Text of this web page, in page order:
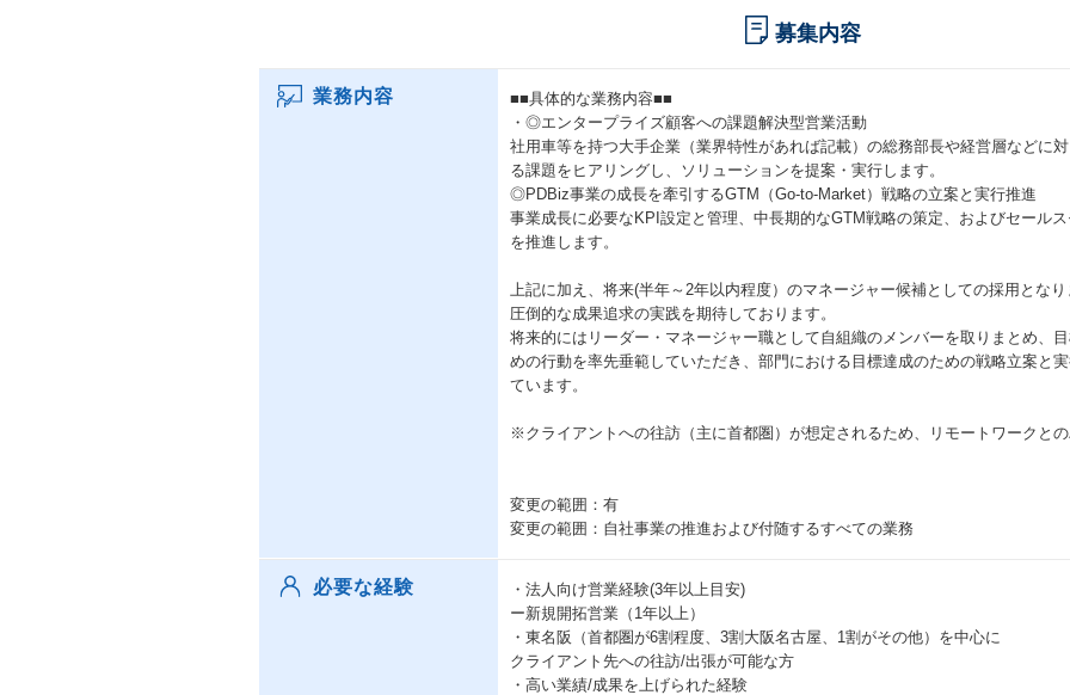
募集内容
業務内容
■■具体的な業務内容■■
・◎エンタープライズ顧客への課題解決型営業活動
社用車等を持つ大手企業（業界特性があれば記載）の総務部長や経営層などに
る課題をヒアリングし、ソリューションを提案・実行します。
◎PDBiz事業の成長を牽引するGTM（Go-to-Market）戦略の立案と実行推進
事業成長に必要なKPI設定と管理、中長期的なGTM戦略の策定、およびセール
を推進します。
上記に加え、将来(半年～2年以内程度）のマネージャー候補としての採用とな
圧倒的な成果追求の実践を期待しております。
将来的にはリーダー・マネージャー職として自組織のメンバーを取りまとめ、
めの行動を率先垂範していただき、部門における目標達成のための戦略立案と
ています。
※クライアントへの往訪（主に首都圏）が想定されるため、リモートワークとの
変更の範囲：有
変更の範囲：自社事業の推進および付随するすべての業務
必要な経験
・法人向け営業経験(3年以上目安)
ー新規開拓営業（1年以上）
・東名阪（首都圏が6割程度、3割大阪名古屋、1割がその他）を中心に
クライアント先への往訪/出張が可能な方
・高い業績/成果を上げられた経験